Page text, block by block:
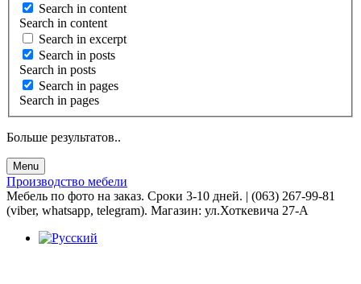
Search in content
Search in content
Search in excerpt
Search in posts
Search in posts
Search in pages
Search in pages
Больше результатов..
Menu
Производство мебели
Мебель по фото на заказ. Сроки 3-10 дней. | (063) 267-99-81
(viber, whatsapp, telegram). Магазин: ул.Хоткевича 27-А